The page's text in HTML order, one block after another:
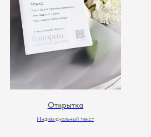
Открытка
Индивидуальный текст